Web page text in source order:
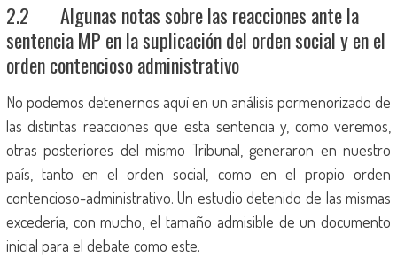
2.2 Algunas notas sobre las reacciones ante la
sentencia MP en la suplicación del orden social y en el
orden contencioso administrativo
No podemos detenernos aquí en un análisis pormenorizado de
las distintas reacciones que esta sentencia y, como veremos,
otras posteriores del mismo Tribunal, generaron en nuestro
país, tanto en el orden social, como en el propio orden
contencioso-administrativo. Un estudio detenido de las mismas
excedería, con mucho, el tamaño admisible de un documento
inicial para el debate como este.